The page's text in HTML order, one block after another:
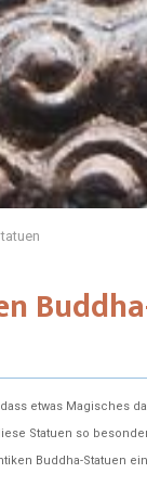
etwas Magisches
Statuen so
Buddha-Statuen